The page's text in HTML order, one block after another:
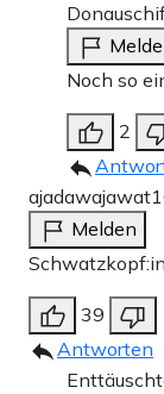
Noch so
2
ajadawajawat
Melden
39
Antworten